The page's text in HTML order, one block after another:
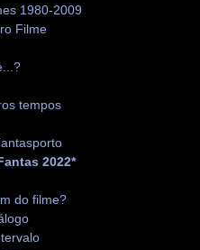
1980-2009
Filme
tempos
2022*
do filme?